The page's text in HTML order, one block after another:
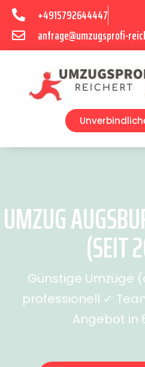
+4915792644447
anfrage@umzugsprofi-
UMZUG
(SEIT
Günstige Umzüge
professionell ✓
Angebot in